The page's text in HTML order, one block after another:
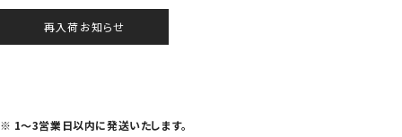
再入荷お知らせ
1～3営業日以内に発送いたします。